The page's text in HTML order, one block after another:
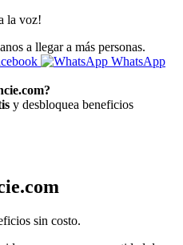
la voz!
a llegar a más personas.
WhatsApp
y desbloquea beneficios
sin costo.